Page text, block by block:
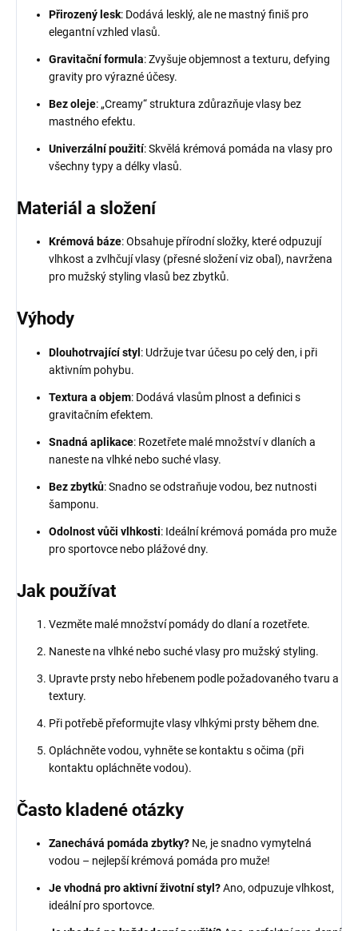
Přirozený lesk: Dodává lesklý, ale ne mastný finiš pro
elegantní vzhled vlasů.
Gravitační formula: Zvyšuje objemnost a texturu, defying
gravity pro výrazné účesy.
Bez oleje: „Creamy“ struktura zdůrazňuje vlasy bez
mastného efektu.
Univerzální použití: Skvělá krémová pomáda na vlasy pro
všechny typy a délky vlasů.
Materiál a složení
Krémová báze: Obsahuje přírodní složky, které odpuzují
vlhkost a zvlhčují vlasy (přesné složení viz obal), navržena
pro mužský styling vlasů bez zbytků.
Výhody
Dlouhotrvající styl : Udržuje tvar účesu po celý den, i při
aktivním pohybu.
Textura a objem: Dodává vlasům plnost a definici s
gravitačním efektem.
Snadná aplikace: Rozetřete malé množství v dlaních a
naneste na vlhké nebo suché vlasy.
Bez zbytků: Snadno se odstraňuje vodou, bez nutnosti
šamponu.
Odolnost vůči vlhkosti: Ideální krémová pomáda pro muže
pro sportovce nebo plážové dny.
Jak používat
Vezměte malé množství pomády do dlaní a rozetřete.
Naneste na vlhké nebo suché vlasy pro mužský styling.
Upravte prsty nebo hřebenem podle požadovaného tvaru a
textury.
Při potřebě přeformujte vlasy vlhkými prsty během dne.
Opláchněte vodou, vyhněte se kontaktu s očima (při
kontaktu opláchněte vodou).
Často kladené otázky
Zanechává pomáda zbytky? Ne, je snadno vymytelná
vodou – nejlepší krémová pomáda pro muže!
Je vhodná pro aktivní životní styl?Ano, odpuzuje vlhkost,
ideální pro sportovce.